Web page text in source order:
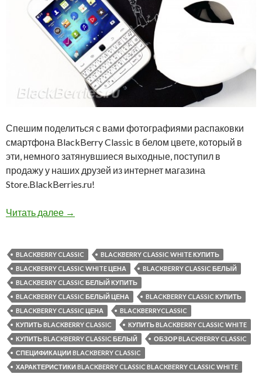
Спешим поделиться с вами фотографиями распаковки
смартфона BlackBerry Classic в белом цвете, который в
эти, немного затянувшиеся выходные, поступил в
продажу у наших друзей из интернет магазина
Store.BlackBerries.ru!
Читать далее Распаковываем BlackBerry Classic White
→
BLACKBERRY CLASSIC
BLACKBERRY CLASSIC WHITE КУПИТЬ
BLACKBERRY CLASSIC WHITE ЦЕНА
BLACKBERRY CLASSIC БЕЛЫЙ
BLACKBERRY CLASSIC БЕЛЫЙ КУПИТЬ
BLACKBERRY CLASSIC БЕЛЫЙ ЦЕНА
BLACKBERRY CLASSIC КУПИТЬ
BLACKBERRY CLASSIC ЦЕНА
BLACKBERRYCLASSIC
КУПИТЬ BLACKBERRY CLASSIC
КУПИТЬ BLACKBERRY CLASSIC WHITE
КУПИТЬ BLACKBERRY CLASSIC БЕЛЫЙ
ОБЗОР BLACKBERRY CLASSIC
СПЕЦИФИКАЦИИ BLACKBERRY CLASSIC
ХАРАКТЕРИСТИКИ BLACKBERRY CLASSIC BLACKBERRY CLASSIC WHITE